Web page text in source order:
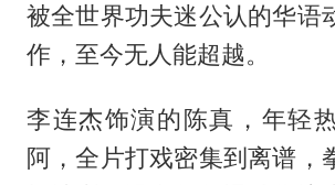
被全世界功夫迷公认的华语
作，至今无人能超越。
李连杰饰演的陈真，年轻
阿，全片打戏密集到离谱，